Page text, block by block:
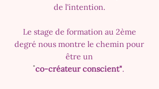
de l'intention.
Le stage de formation au 2ème
degré nous montre le chemin pour
être un
"co-créateur conscient".